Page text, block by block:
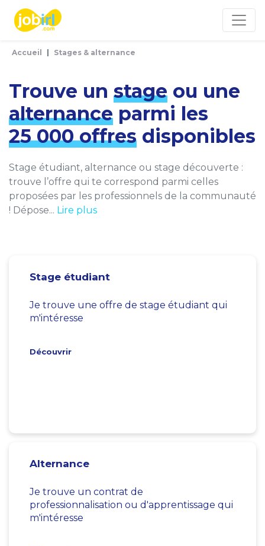
Accueil Stages & alternance
Trouve un stage ou une
alternance parmi les
25 000 offres disponibles
Stage étudiant, alternance ou stage découverte :
trouve l’offre qui te correspond parmi celles
proposées par les professionnels de la communauté
! Dépose... Lire plus
Stage étudiant
Je trouve une offre de stage étudiant qui
m'intéresse
Découvrir
Alternance
Je trouve un contrat de
professionnalisation ou d'apprentissage qui
m'intéresse
Panneau de gestion des cookies